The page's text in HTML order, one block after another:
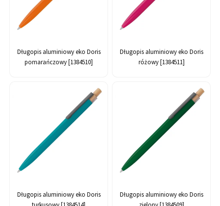
Długopis aluminiowy eko Doris
pomarańczowy [1384510]
Długopis aluminiowy eko Doris
różowy [1384511]
Długopis aluminiowy eko Doris
Długopis aluminiowy eko Doris